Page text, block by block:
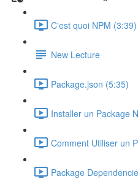
C'est quoi NPM (3:39)
New Lecture
Package.json (5:35)
Installer un Package
Comment Utiliser un
Package